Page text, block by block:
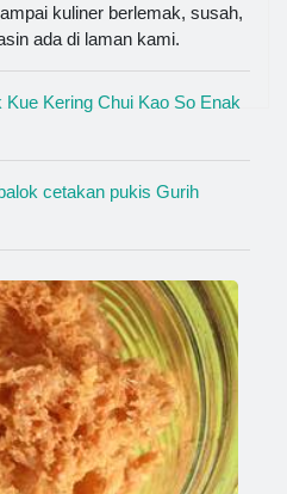
kuliner berlemak, susah,
ada di laman kami.
Kering Chui Kao So Enak
cetakan pukis Gurih